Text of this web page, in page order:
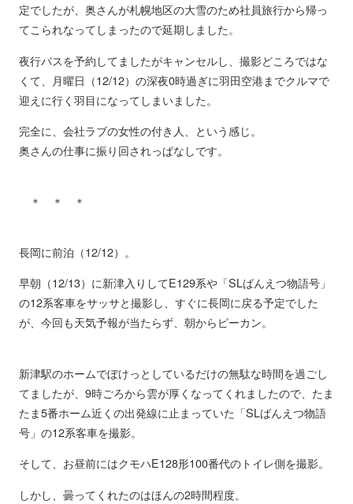
定でしたが、奥さんが札幌地区の大雪のため社員旅行から帰っ
てこられなってしまったので延期しました。
夜行バスを予約してましたがキャンセルし、撮影どころではな
くて、月曜日（12/12）の深夜0時過ぎに羽田空港までクルマで
迎えに行く羽目になってしまいました。
完全に、会社ラブの女性の付き人、という感じ。
奥さんの仕事に振り回されっぱなしです。
＊ ＊ ＊
長岡に前泊（12/12）。
早朝（12/13）に新津入りしてE129系や「SLばんえつ物語号」
の12系客車をサッサと撮影し、すぐに長岡に戻る予定でした
が、今回も天気予報が当たらず、朝からピーカン。
新津駅のホームでぼけっとしているだけの無駄な時間を過ごし
てましたが、9時ごろから雲が厚くなってくれましたので、たま
たま5番ホーム近くの出発線に止まっていた「SLばんえつ物語
号」の12系客車を撮影。
そして、お昼前にはクモハE128形100番代のトイレ側を撮影。
しかし、曇ってくれたのはほんの2時間程度。